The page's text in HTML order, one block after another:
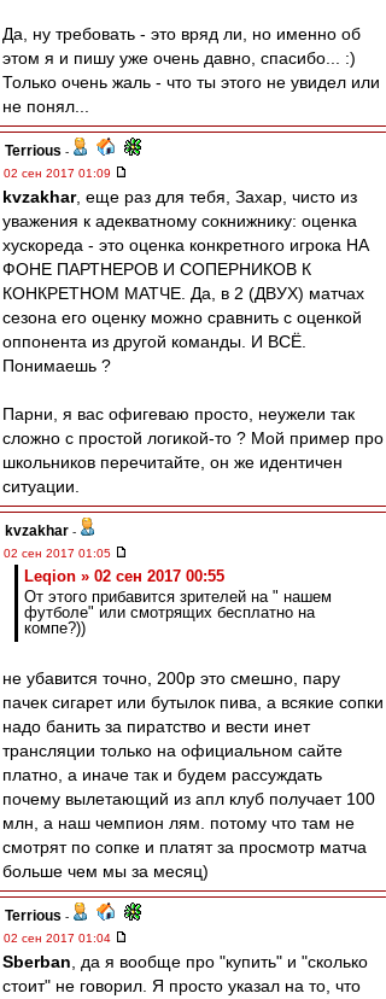
Да, ну требовать - это вряд ли, но именно об
этом я и пишу уже очень давно, спасибо... :)
Только очень жаль - что ты этого не увидел или
не понял...
Terrious -
02 сен 2017 01:09
kvzakhar, еще раз для тебя, Захар, чисто из
уважения к адекватному сокнижнику: оценка
хускореда - это оценка конкретного игрока НА
ФОНЕ ПАРТНЕРОВ И СОПЕРНИКОВ К
КОНКРЕТНОМ МАТЧЕ. Да, в 2 (ДВУХ) матчах
сезона его оценку можно сравнить с оценкой
оппонента из другой команды. И ВСЁ.
Понимаешь ?
Парни, я вас офигеваю просто, неужели так
сложно с простой логикой-то ? Мой пример про
школьников перечитайте, он же идентичен
ситуации.
kvzakhar -
02 сен 2017 01:05
Leqion » 02 сен 2017 00:55
От этого прибавится зрителей на " нашем
футболе" или смотрящих бесплатно на
компе?))
не убавится точно, 200р это смешно, пару
пачек сигарет или бутылок пива, а всякие сопки
надо банить за пиратство и вести инет
трансляции только на официальном сайте
платно, а иначе так и будем рассуждать
почему вылетающий из апл клуб получает 100
млн, а наш чемпион лям. потому что там не
смотрят по сопке и платят за просмотр матча
больше чем мы за месяц)
Terrious -
02 сен 2017 01:04
Sberban , да я вообще про "купить" и "сколько
стоит" не говорил. Я просто указал на то, что